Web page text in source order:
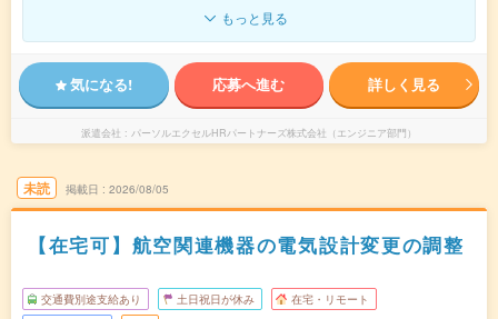
もっと見る
気になる! 応募へ進む 詳しく見る
派遣会社 パーソルエクセルHRパートナーズ株式会社（エンジニア部門）
未読 掲載日 2026/08/05
【在宅可】航空関連機器の電気設計変更の調整
交通費別途支給あり 土日祝日が休み 在宅・リモート